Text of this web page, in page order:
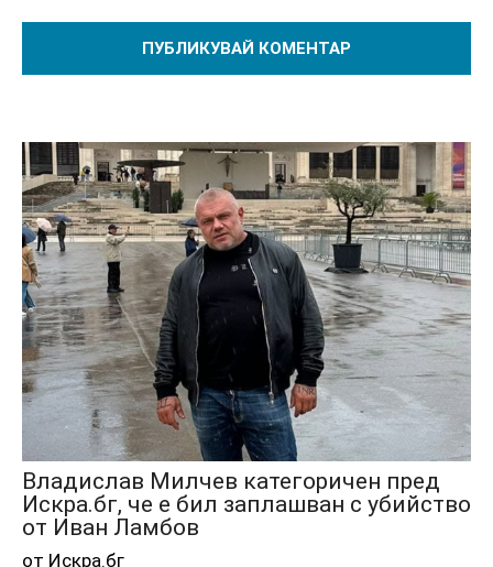
Владислав Милчев категоричен пред
Искра.бг, че е бил заплашван с убийство
от Иван Ламбов
от Искра.бг